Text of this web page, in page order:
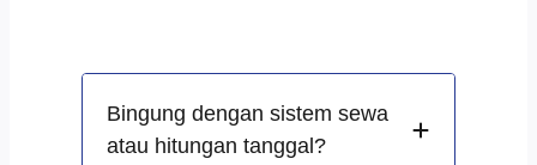
Bingung dengan sistem sewa
atau hitungan tanggal?